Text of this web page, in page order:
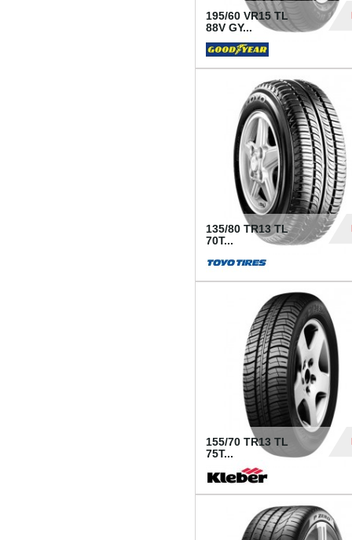
195/60 VR15 TL
88V GY...
135/80 TR13 TL
70T...
155/70 TR13 TL
75T...